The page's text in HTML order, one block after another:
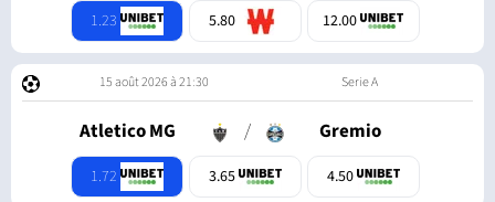
1.23 5.80 12.00
15 août 2026 à 21:30 Serie A
Atletico MG / Gremio
1.72 3.65 4.50